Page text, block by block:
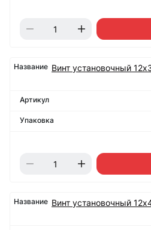
Винт установочный
Винт установочный